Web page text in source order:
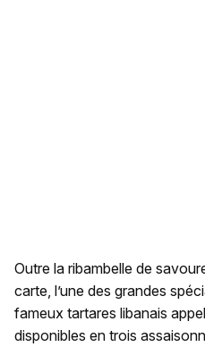
Outre la ribambelle de
carte, l’une des grandes
fameux tartares libanais
disponibles en trois